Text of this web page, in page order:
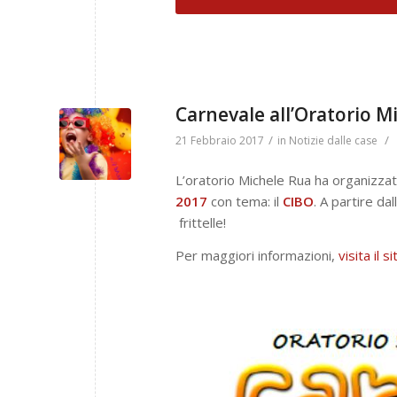
Carnevale all’Oratorio
21 Febbraio 2017 / in Notizie dalle case /
L’oratorio Michele Rua ha
2017 con tema: il CIBO. A partire
frittelle!
Per maggiori informazioni, visita il